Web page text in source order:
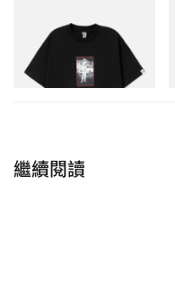
BILLIONAIRE BOYS CLUB X
INITIAL D COTTON T-SHIRT
立即購入
繼續閱讀